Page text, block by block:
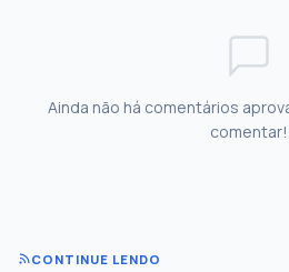
Ainda não há comentários
comentar!
CONTINUE LENDO